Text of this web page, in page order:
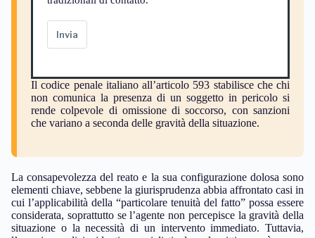
Invia
Il codice penale italiano all’articolo 593 stabilisce che chi
non comunica la presenza di un soggetto in pericolo si
rende colpevole di omissione di soccorso, con sanzioni
che variano a seconda delle gravità della situazione.
La consapevolezza del reato e la sua configurazione dolosa sono
elementi chiave, sebbene la giurisprudenza abbia affrontato casi in
cui l’applicabilità della “particolare tenuità del fatto” possa essere
considerata, soprattutto se l’agente non percepisce la gravità della
situazione o la necessità di un intervento immediato. Tuttavia,